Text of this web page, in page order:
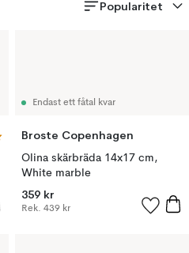
Popularitet
Endast ett fåtal kvar
Broste Copenhagen
Olina skärbräda 14x17 cm,
White marble
359 kr
Rek. 439 kr